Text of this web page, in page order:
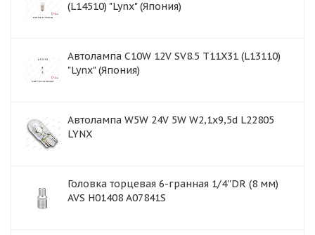
(L14510) "Lynx" (Япония)
Автолампа C10W 12V SV8.5 T11X31 (L13110)
"Lynx" (Япония)
Автолампа W5W 24V 5W W2,1x9,5d L22805
LYNX
Головка торцевая 6-гранная 1/4''DR (8 мм)
AVS H01408 A07841S